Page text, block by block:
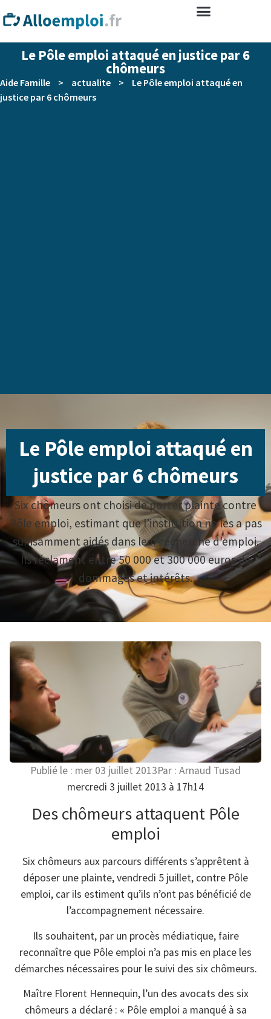
Le Pôle emploi attaqué en justice par 6
chômeurs
Aide Famille > actualite >
Le Pôle emploi attaqué en
justice par 6 chômeurs
Le Pôle emploi attaqué en
justice par 6 chômeurs
Six chômeurs ont choisi de porter plainte contre
Pôle emploi, estimant que l’institution ne les a pas
suffisamment aidés dans leur recherche d’emploi.
Ils réclament entre 50 000 et 300 000 euros de
dommages et intérêts.
Publié le : mer 03 juillet 2013Par : Arnaud Tusad
mercredi 3 juillet 2013 à 17h14
Des chômeurs attaquent Pôle
emploi
Six chômeurs aux parcours différents s’apprêtent à
déposer une plainte, vendredi 5 juillet, contre Pôle
emploi, car ils estiment qu’ils n’ont pas bénéficié de
l’accompagnement nécessaire.
Ils souhaitent, par un procès médiatique, faire
reconnaître que Pôle emploi n’a pas mis en place les
démarches nécessaires pour le suivi des six chômeurs.
Maître Florent Hennequin, l’un des avocats des six
chômeurs a déclaré : « Pôle emploi a manqué à sa